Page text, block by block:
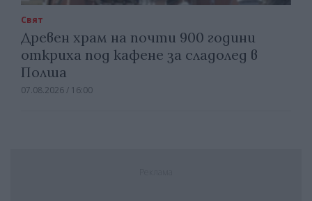
Свят
Древен храм на почти 900 години
откриха под кафене за сладолед в
Полша
07.08.2026 / 16:00